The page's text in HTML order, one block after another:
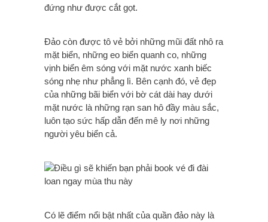
đứng như được cắt gọt.
Đảo còn được tô vẻ bởi những mũi đất nhô ra
mặt biển, những eo biển quanh co, những
vịnh biển êm sóng với mặt nước xanh biếc
sóng nhẹ như phẳng lì. Bên cạnh đó, vẻ đẹp
của những bãi biển với bờ cát dài hay dưới
mặt nước là những rạn san hô đầy màu sắc,
luôn tạo sức hấp dẫn đến mê ly nơi những
người yêu biển cả.
Có lẽ điểm nổi bật nhất của quần đảo này là